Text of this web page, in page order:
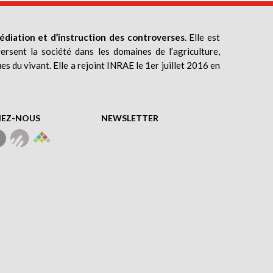
et d’instruction des controverses. Elle est
la société dans les domaines de l’agriculture,
du vivant. Elle a rejoint INRAE le 1er juillet 2016 en
NOUS NEWSLETTER